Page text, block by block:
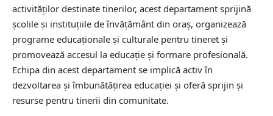
activităților destinate tinerilor, acest departament sprijină
școlile și instituțiile de învățământ din oraș, organizează
programe educaționale și culturale pentru tineret și
promovează accesul la educație și formare profesională.
Echipa din acest departament se implică activ în
dezvoltarea și îmbunătățirea educației și oferă sprijin și
resurse pentru tinerii din comunitate.